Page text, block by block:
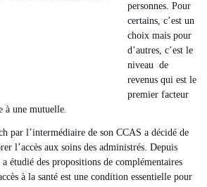
personnes. Pour
certains, c’est un
choix mais pour
d’autres, c’est le
niveau de
revenus qui est le
premier facteur
à une mutuelle.
par l’intermédiaire de son CCAS a décidé de
l’accès aux soins des administrés. Depuis
étudié des propositions de complémentaires
à la santé est une condition essentielle pour